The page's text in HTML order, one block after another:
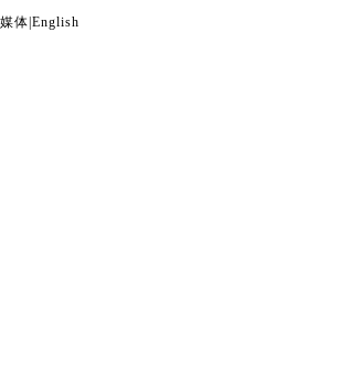
体 English